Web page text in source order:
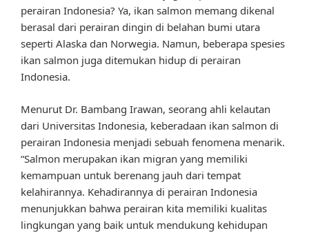
perairan Indonesia? Ya, ikan salmon memang dikenal
berasal dari perairan dingin di belahan bumi utara
seperti Alaska dan Norwegia. Namun, beberapa spesies
ikan salmon juga ditemukan hidup di perairan
Indonesia.
Menurut Dr. Bambang Irawan, seorang ahli kelautan
dari Universitas Indonesia, keberadaan ikan salmon di
perairan Indonesia menjadi sebuah fenomena menarik.
“Salmon merupakan ikan migran yang memiliki
kemampuan untuk berenang jauh dari tempat
kelahirannya. Kehadirannya di perairan Indonesia
menunjukkan bahwa perairan kita memiliki kualitas
lingkungan yang baik untuk mendukung kehidupan